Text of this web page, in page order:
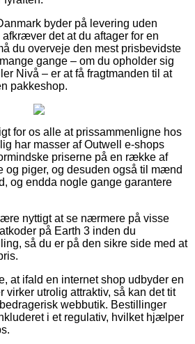
byder på levering uden
det at du aftager for en
du overveje den mest prisbevidste
gange – om du opholder sig
Nivå – er at få fragtmanden til at
pakkeshop.
for os alle at prissammenligne hos
har masser af Outwell e-shops
priserne på en række af
og piger, og desuden også til mænd
og endda nogle gange garantere
nyttigt at se nærmere på visse
på Earth 3 inden du
så du er på den sikre side med at
at ifald en internet shop udbyder en
virker utrolig attraktiv, så kan det tit
webbutik. Bestillinger
i et regulativ, hvilket hjælper